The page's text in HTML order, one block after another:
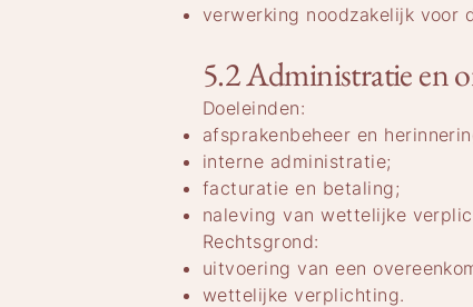
verwerking noodzakelijk voor
5.2 Administratie en
Doeleinden:
afsprakenbeheer en
interne administratie;
facturatie en betaling;
naleving van wettelijke
Rechtsgrond:
uitvoering van een
wettelijke verplichting.